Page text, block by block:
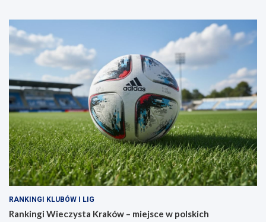
RANKINGI KLUBÓW I LIG
Rankingi Wieczysta Kraków – miejsce w polskich